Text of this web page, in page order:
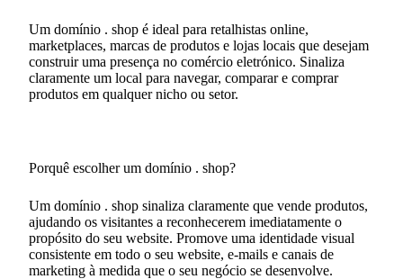
Um domínio . shop é ideal para retalhistas online,
marketplaces, marcas de produtos e lojas locais que desejam
construir uma presença no comércio eletrónico. Sinaliza
claramente um local para navegar, comparar e comprar
produtos em qualquer nicho ou setor.
Porquê escolher um domínio . shop?
Um domínio . shop sinaliza claramente que vende produtos,
ajudando os visitantes a reconhecerem imediatamente o
propósito do seu website. Promove uma identidade visual
consistente em todo o seu website, e-mails e canais de
marketing à medida que o seu negócio se desenvolve.